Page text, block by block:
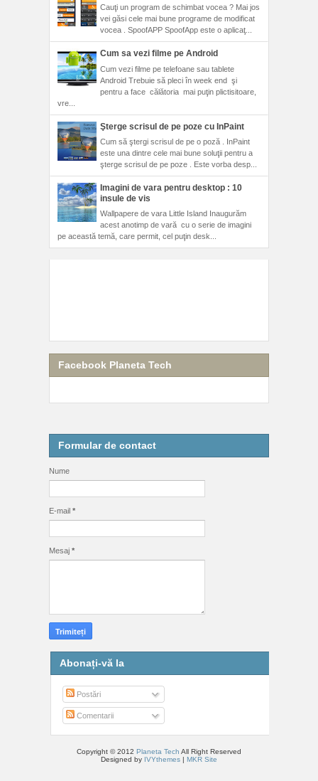
Cauţi un program de schimbat vocea ? Mai jos
vei găsi cele mai bune programe de modificat
vocea . SpoofAPP SpoofApp este o aplicaţ...
Cum sa vezi filme pe Android
Cum vezi filme pe telefoane sau tablete
Android Trebuie să pleci în week end şi
pentru a face călătoria mai puţin plictisitoare,
vre...
Şterge scrisul de pe poze cu InPaint
Cum să ştergi scrisul de pe o poză . InPaint
este una dintre cele mai bune soluţii pentru a
şterge scrisul de pe poze . Este vorba desp...
Imagini de vara pentru desktop : 10
insule de vis
Wallpapere de vara Little Island Inaugurăm
acest anotimp de vară cu o serie de imagini
pe această temă, care permit, cel puţin desk...
Facebook Planeta Tech
Formular de contact
Nume
E-mail *
Mesaj *
Abonați-vă la
Postări
Comentarii
Copyright © 2012 Planeta Tech All Right Reserved
Designed by IVYthemes | MKR Site